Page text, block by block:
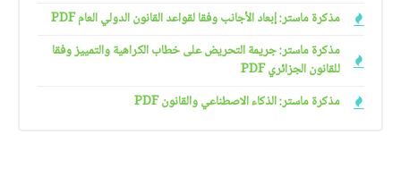
مذكرة ماستر: إبعاد الأجانب وفقا لقواعد القانون الدولي العام PDF
مذكرة ماستر: جريمة التحريض على خطاب الكراهية والتمييز وفقا
للقانون الجزائري PDF
مذكرة ماستر: الذكاء الاصطناعي والقانون PDF